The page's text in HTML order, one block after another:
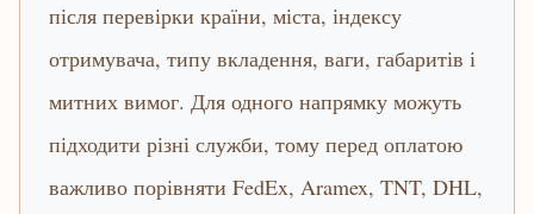
після перевірки країни, міста, індексу
отримувача, типу вкладення, ваги, габаритів і
митних вимог. Для одного напрямку можуть
підходити різні служби, тому перед оплатою
важливо порівняти FedEx, Aramex, TNT, DHL,